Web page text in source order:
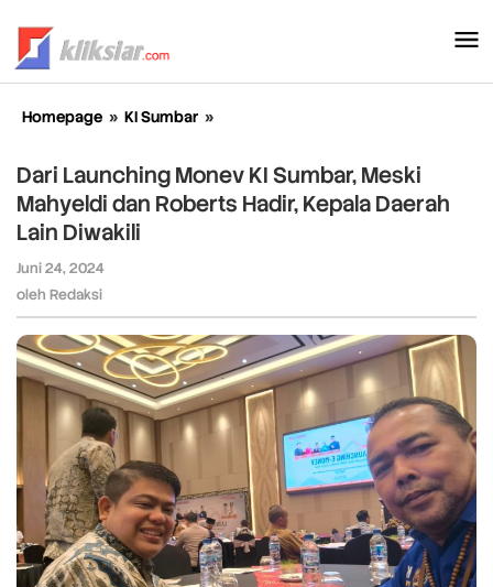
konten
Homepage » KI Sumbar »
Monev
KI
Sumbar,
Hadir,
Kepala
Daerah
Lain
Diwakili
Dari Launching Monev KI Sumbar, Meski
Mahyeldi dan Roberts Hadir, Kepala Daerah
Lain Diwakili
Juni 24, 2024
oleh Redaksi